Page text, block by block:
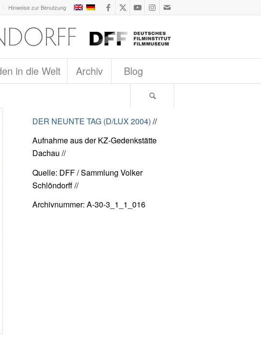
Hinweise zur Benutzung
in die Welt Archiv Blog
DER NEUNTE TAG (D/LUX 2004) //
Aufnahme aus der KZ-Gedenkstätte
Dachau //
Quelle: DFF / Sammlung Volker
Schlöndorff //
Archivnummer: A-30-3_1_1_016